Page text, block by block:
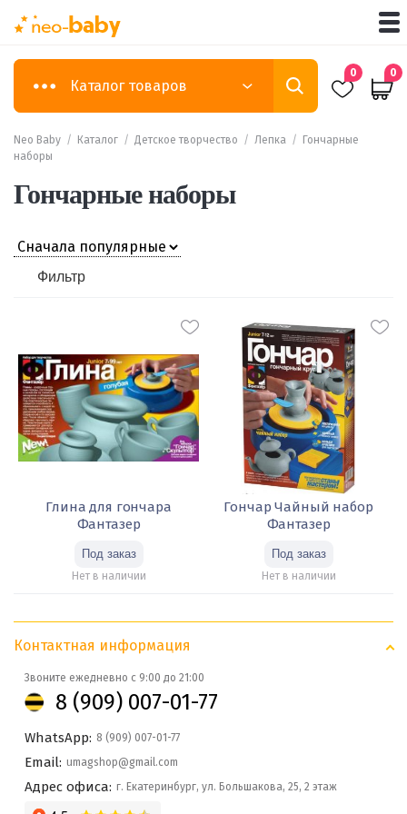
Каталог товаров
0 0
Neo Baby / Каталог / Детское творчество / Лепка /
Гончарные
наборы
Гончарные наборы
Фильтр
Глина для гончара
Фантазер
Нет в наличии
Гончар Чайный набор
Фантазер
Нет в наличии
Контактная информация
Звоните ежедневно с 9:00 до 21:00
8 (909) 007-01-77
WhatsApp: 8 (909) 007-01-77
Email: umagshop@gmail.com
Адрес офиса: г. Екатеринбург, ул. Большакова, 25, 2 этаж